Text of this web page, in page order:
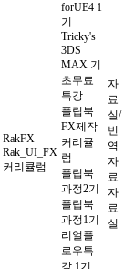
RakFX
Rak_UI_FX
커리큘럼
forUE4 1
기
Tricky's
3DS
MAX 기
초무료
특강
플립북
FX제작
커리큘
럼
플립북
과정2기
플립북
과정1기
리얼플
로우특
강 1기
자
료
실/
번
역
자
료
자
료
실